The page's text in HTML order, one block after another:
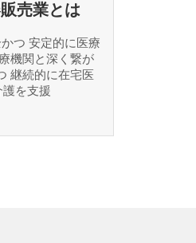
売業とは
つ 安定的に医療
機関と深く繋が
継続的に在宅医
護を支援